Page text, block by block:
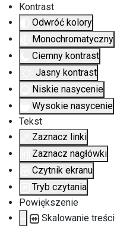
Kontrast
Odwróć kolory
Monochromatyczny
Ciemny kontrast
Jasny kontrast
Niskie nasycenie
Wysokie nasycenie
Tekst
Zaznacz linki
Zaznacz nagłówki
Czytnik ekranu
Tryb czytania
Powiększenie
Skalowanie treści